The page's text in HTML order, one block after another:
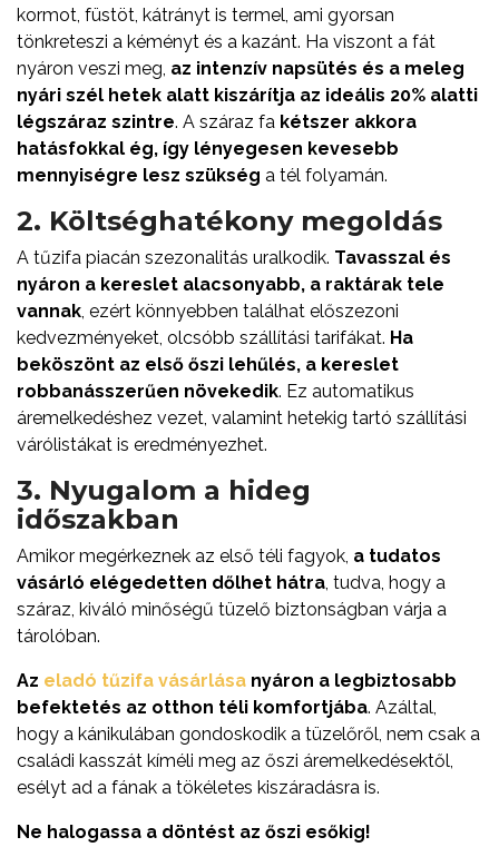
kormot, füstöt, kátrányt is termel, ami gyorsan
tönkreteszi a kéményt és a kazánt. Ha viszont a fát
nyáron veszi meg, az intenzív napsütés és a meleg
nyári szél hetek alatt kiszárítja az ideális 20% alatti
légszáraz szintre. A száraz fa kétszer akkora
hatásfokkal ég, így lényegesen kevesebb
mennyiségre lesz szükség a tél folyamán.
2. Költséghatékony megoldás
A tűzifa piacán szezonalitás uralkodik. Tavasszal és
nyáron a kereslet alacsonyabb, a raktárak tele
vannak, ezért könnyebben találhat előszezoni
kedvezményeket, olcsóbb szállítási tarifákat. Ha
beköszönt az első őszi lehűlés, a kereslet
robbanásszerűen növekedik. Ez automatikus
áremelkedéshez vezet, valamint hetekig tartó szállítási
várólistákat is eredményezhet.
3. Nyugalom a hideg
időszakban
Amikor megérkeznek az első téli fagyok, a tudatos
vásárló elégedetten dőlhet hátra, tudva, hogy a
száraz, kiváló minőségű tüzelő biztonságban várja a
tárolóban.
Az eladó tűzifa vásárlása nyáron a legbiztosabb
befektetés az otthon téli komfortjába. Azáltal,
hogy a kánikulában gondoskodik a tüzelőről, nem csak a
családi kasszát kíméli meg az őszi áremelkedésektől,
esélyt ad a fának a tökéletes kiszáradásra is.
Ne halogassa a döntést az őszi esőkig!